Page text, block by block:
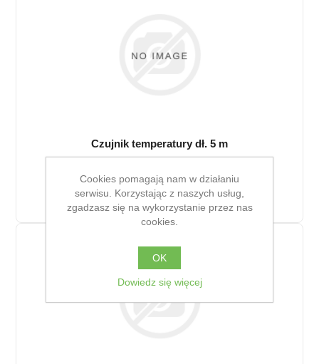
Czujnik temperatury dł. 5 m
Cookies pomagają nam w działaniu
serwisu. Korzystając z naszych usług,
zgadzasz się na wykorzystanie przez nas
cookies.
OK
Dowiedz się więcej